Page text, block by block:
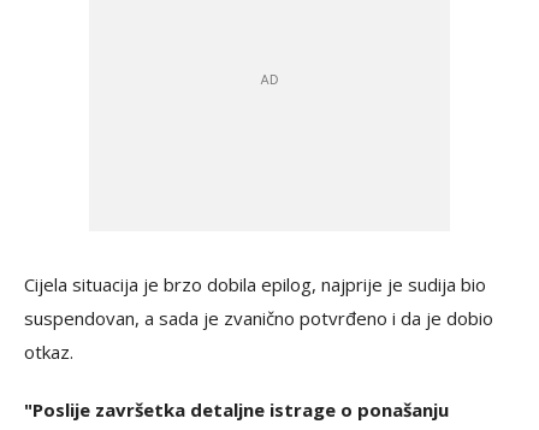
Cijela situacija je brzo dobila epilog, najprije je sudija bio
suspendovan, a sada je zvanično potvrđeno i da je dobio
otkaz.
"Poslije završetka detaljne istrage o ponašanju